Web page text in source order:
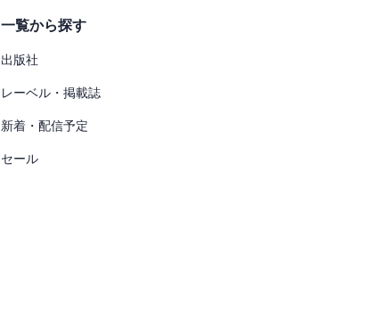
一覧から探す
出版社
レーベル・掲載誌
新着・配信予定
セール